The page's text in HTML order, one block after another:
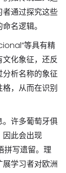
通过探究这些
名逻辑。
等具有精
化象征，还反
析名称的象征
，从而在识别
许多葡萄牙俱
因此会出现
拼写遗留。理
学习者对欧洲